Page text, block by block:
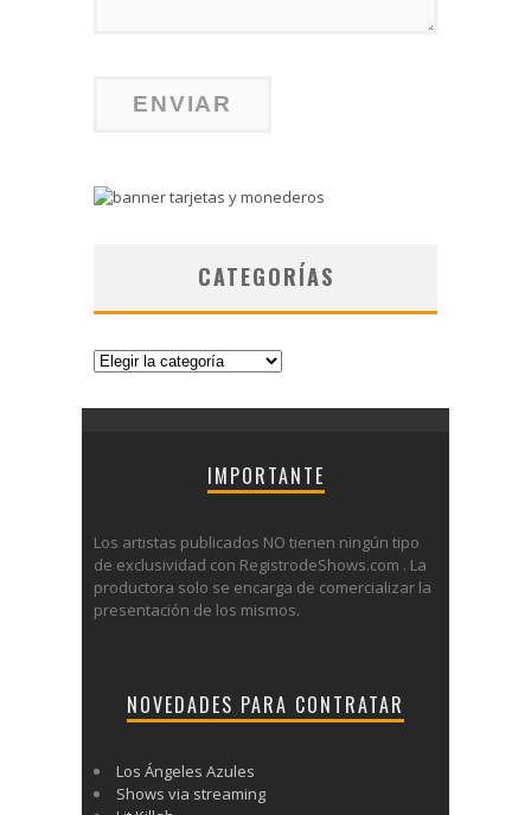
CATEGORÍAS
Categorías
IMPORTANTE
Los artistas publicados NO tienen ningún tipo
de exclusividad con RegistrodeShows.com . La
productora solo se encarga de comercializar la
presentación de los mismos.
NOVEDADES PARA CONTRATAR
Los Ángeles Azules
Shows via streaming